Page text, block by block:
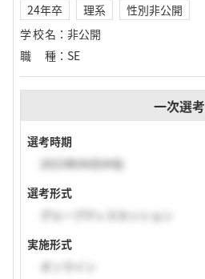
24年卒 理系
性別非公開
学校名 ： 非公開
職種 ： SE
一次選考
選考時期
2023年04月中旬
選考形式
グループディスカッション
実施形式
オンライン